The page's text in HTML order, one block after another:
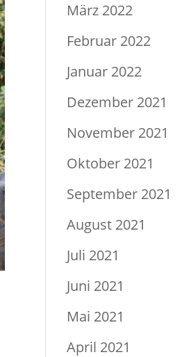
März 2022
Februar 2022
Januar 2022
Dezember 2021
November 2021
Oktober 2021
September 2021
August 2021
Juli 2021
Juni 2021
Mai 2021
April 2021